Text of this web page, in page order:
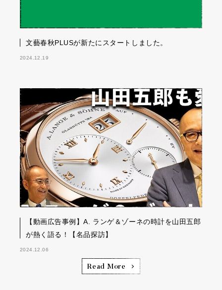
文藝春秋PLUSが新たにスタートしました。
2024.12.19
【動画広告事例】A. ランゲ＆ゾーネの時計を山田五郎
が熱く語る！【名品探訪】
2024.12.06
Read More